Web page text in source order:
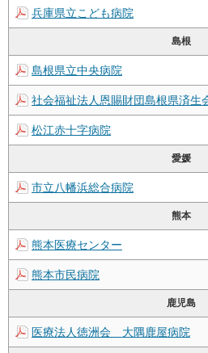
兵庫県立こども病院
島根
島根県立中央病院
社会福祉法人恩賜財団島根県済生
松江赤十字病院
愛媛
市立八幡浜総合病院
熊本
熊本医療センター
熊本市民病院
鹿児島
医療法人徳洲会 大隅鹿屋病院